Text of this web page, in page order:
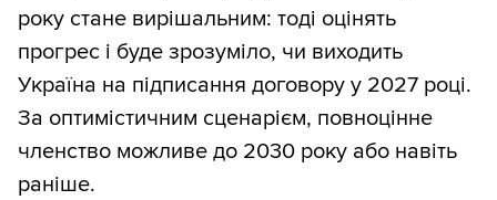
року стане вирішальним: тоді оцінять
прогрес і буде зрозуміло, чи виходить
Україна на підписання договору у 2027 році.
За оптимістичним сценарієм, повноцінне
членство можливе до 2030 року або навіть
раніше.